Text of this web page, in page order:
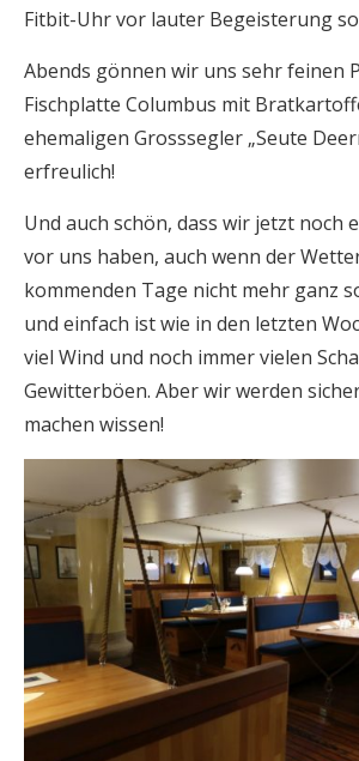
Fitbit-Uhr vor lauter Begeisterung
Abends gönnen wir uns sehr feinen
Fischplatte Columbus mit
ehemaligen Grosssegler „Seute
erfreulich!
Und auch schön, dass wir jetzt noch
vor uns haben, auch wenn der
kommenden Tage nicht mehr ganz
und einfach ist wie in den letzten
viel Wind und noch immer vielen
Gewitterböen. Aber wir werden
machen wissen!